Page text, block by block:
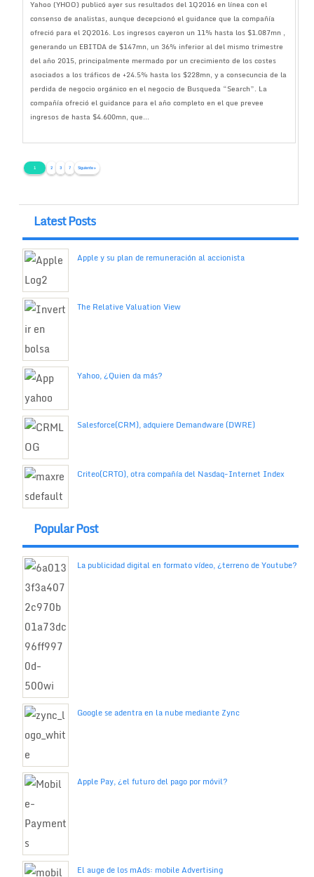
Yahoo (YHOO) publicó ayer sus resultados del 1Q2016 en línea con el
consenso de analistas, aunque decepcionó el guidance que la compañía
ofreció para el 2Q2016. Los ingresos cayeron un 11% hasta los $1.087mn ,
generando un EBITDA de $147mn, un 36% inferior al del mismo trimestre
del año 2015, principalmente mermado por un crecimiento de los costes
asociados a los tráficos de +24.5% hasta los $228mn, y a consecuncia de la
perdida de negocio orgánico en el negocio de Busqueda “Search”. La
compañía ofreció el guidance para el año completo en el que prevee
ingresos de hasta $4.600mn, que...
1 2 3 7 Siguiente »
Latest Posts
Apple y su plan de remuneración al accionista
The Relative Valuation View
Yahoo, ¿Quien da más?
Salesforce(CRM), adquiere Demandware (DWRE)
Criteo(CRTO), otra compañía del Nasdaq-Internet Index
Popular Post
La publicidad digital en formato vídeo, ¿terreno de Youtube?
Google se adentra en la nube mediante Zync
Apple Pay, ¿el futuro del pago por móvil?
El auge de los mAds: mobile Advertising